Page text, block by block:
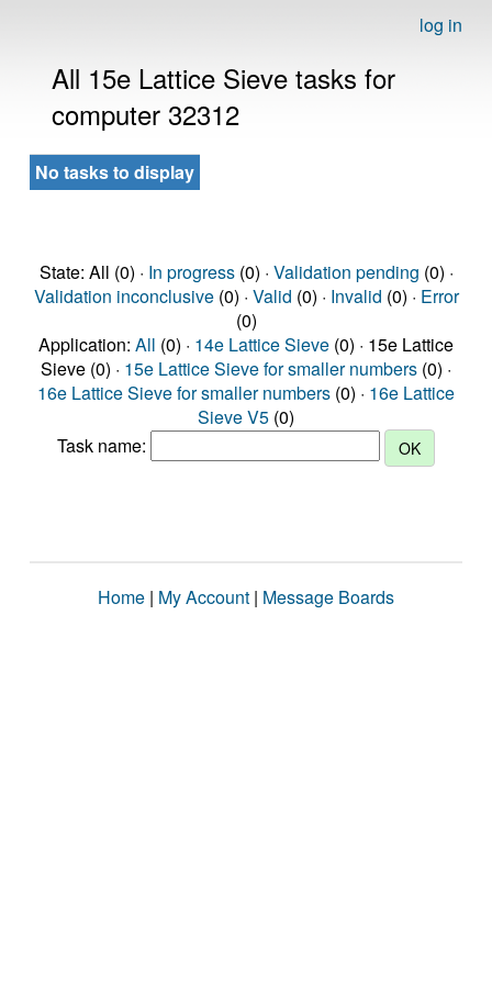
log in
All 15e Lattice Sieve tasks for
computer 32312
No tasks to display
State: All (0) · In progress(0) · Validation pending (0) ·
Validation inconclusive(0) · Valid (0) · Invalid (0) · Error
(0)
Application: All (0) · 14e Lattice Sieve (0) · 15e Lattice
Sieve (0) · 15e Lattice Sieve for smaller numbers (0) ·
16e Lattice Sieve for smaller numbers (0) · 16e Lattice
Sieve V5 (0)
Task name:
Home | My Account | Message Boards